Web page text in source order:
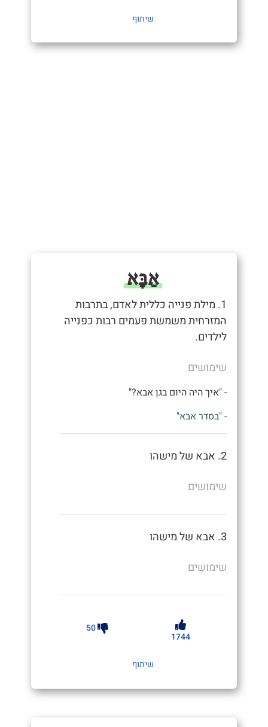
שיתוף
אַבָּא
1. מילת פנייה כללית לאדם, בתרבות
המזרחית משמשת פעמים רבות כפנייה
לילדים.
שימושים
- "איך היה היום בגן אבא?"
- "בסדר אבא"
2. אבא של מישהו
שימושים
3. אבא של מישהו
שימושים
1744
50
שיתוף